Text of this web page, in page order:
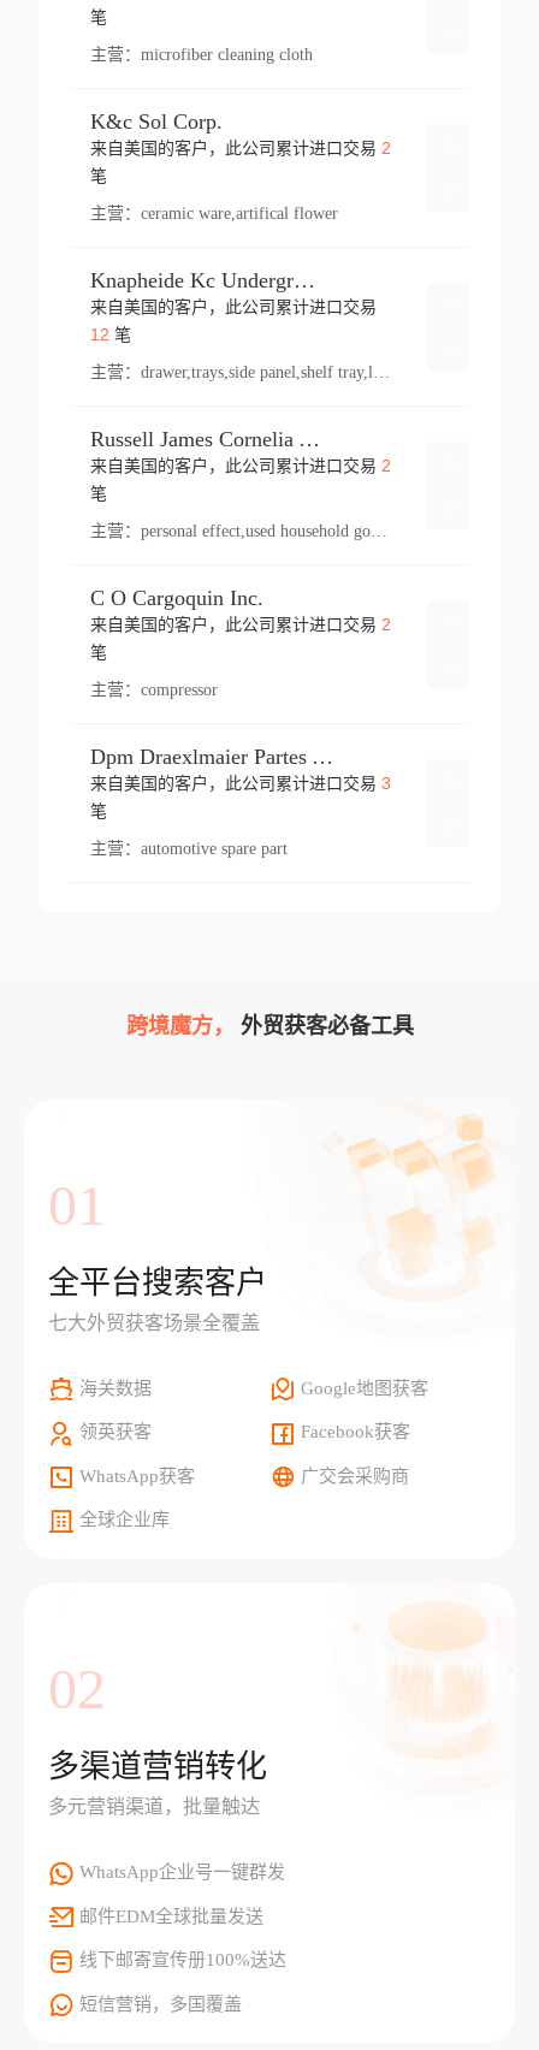
笔
主营： microfiber cleaning cloth
K&c Sol Corp.
来自美国的客户，此公司累计进口交易 2
笔
主营： ceramic ware,artifical flower
Knapheide Kc Underground
来自美国的客户，此公司累计进口交易
12 笔
主营：
Russell James Cornelia Arlington Va
来自美国的客户，此公司累计进口交易 2
笔
主营： personal effect,used household goods
C O Cargoquin Inc.
来自美国的客户，此公司累计进口交易 2
笔
主营： compressor
Dpm Draexlmaier Partes Automotrices Corr Ind Huejotzingo
来自美国的客户，此公司累计进口交易 3
笔
主营： automotive spare part
跨境魔方， 外贸获客必备工具
01
全平台搜索客户
七大外贸获客场景全覆盖
海关数据 Google地图获客
领英获客 Facebook获客
WhatsApp获客 广交会采购商
全球企业库
02
多渠道营销转化
多元营销渠道，批量触达
WhatsApp企业号一键群发
邮件EDM全球批量发送
线下邮寄宣传册100%送达
短信营销，多国覆盖